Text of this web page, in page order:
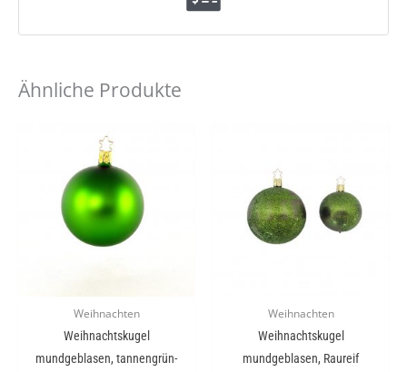
Ähnliche Produkte
Weihnachten
Weihnachtskugel
mundgeblasen, tannengrün-
Weihnachten
Weihnachtskugel
mundgeblasen, Raureif